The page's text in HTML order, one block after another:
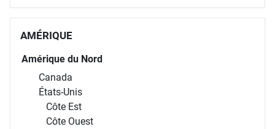
AMÉRIQUE
Amérique du Nord
Canada
États-Unis
Côte Est
Côte Ouest